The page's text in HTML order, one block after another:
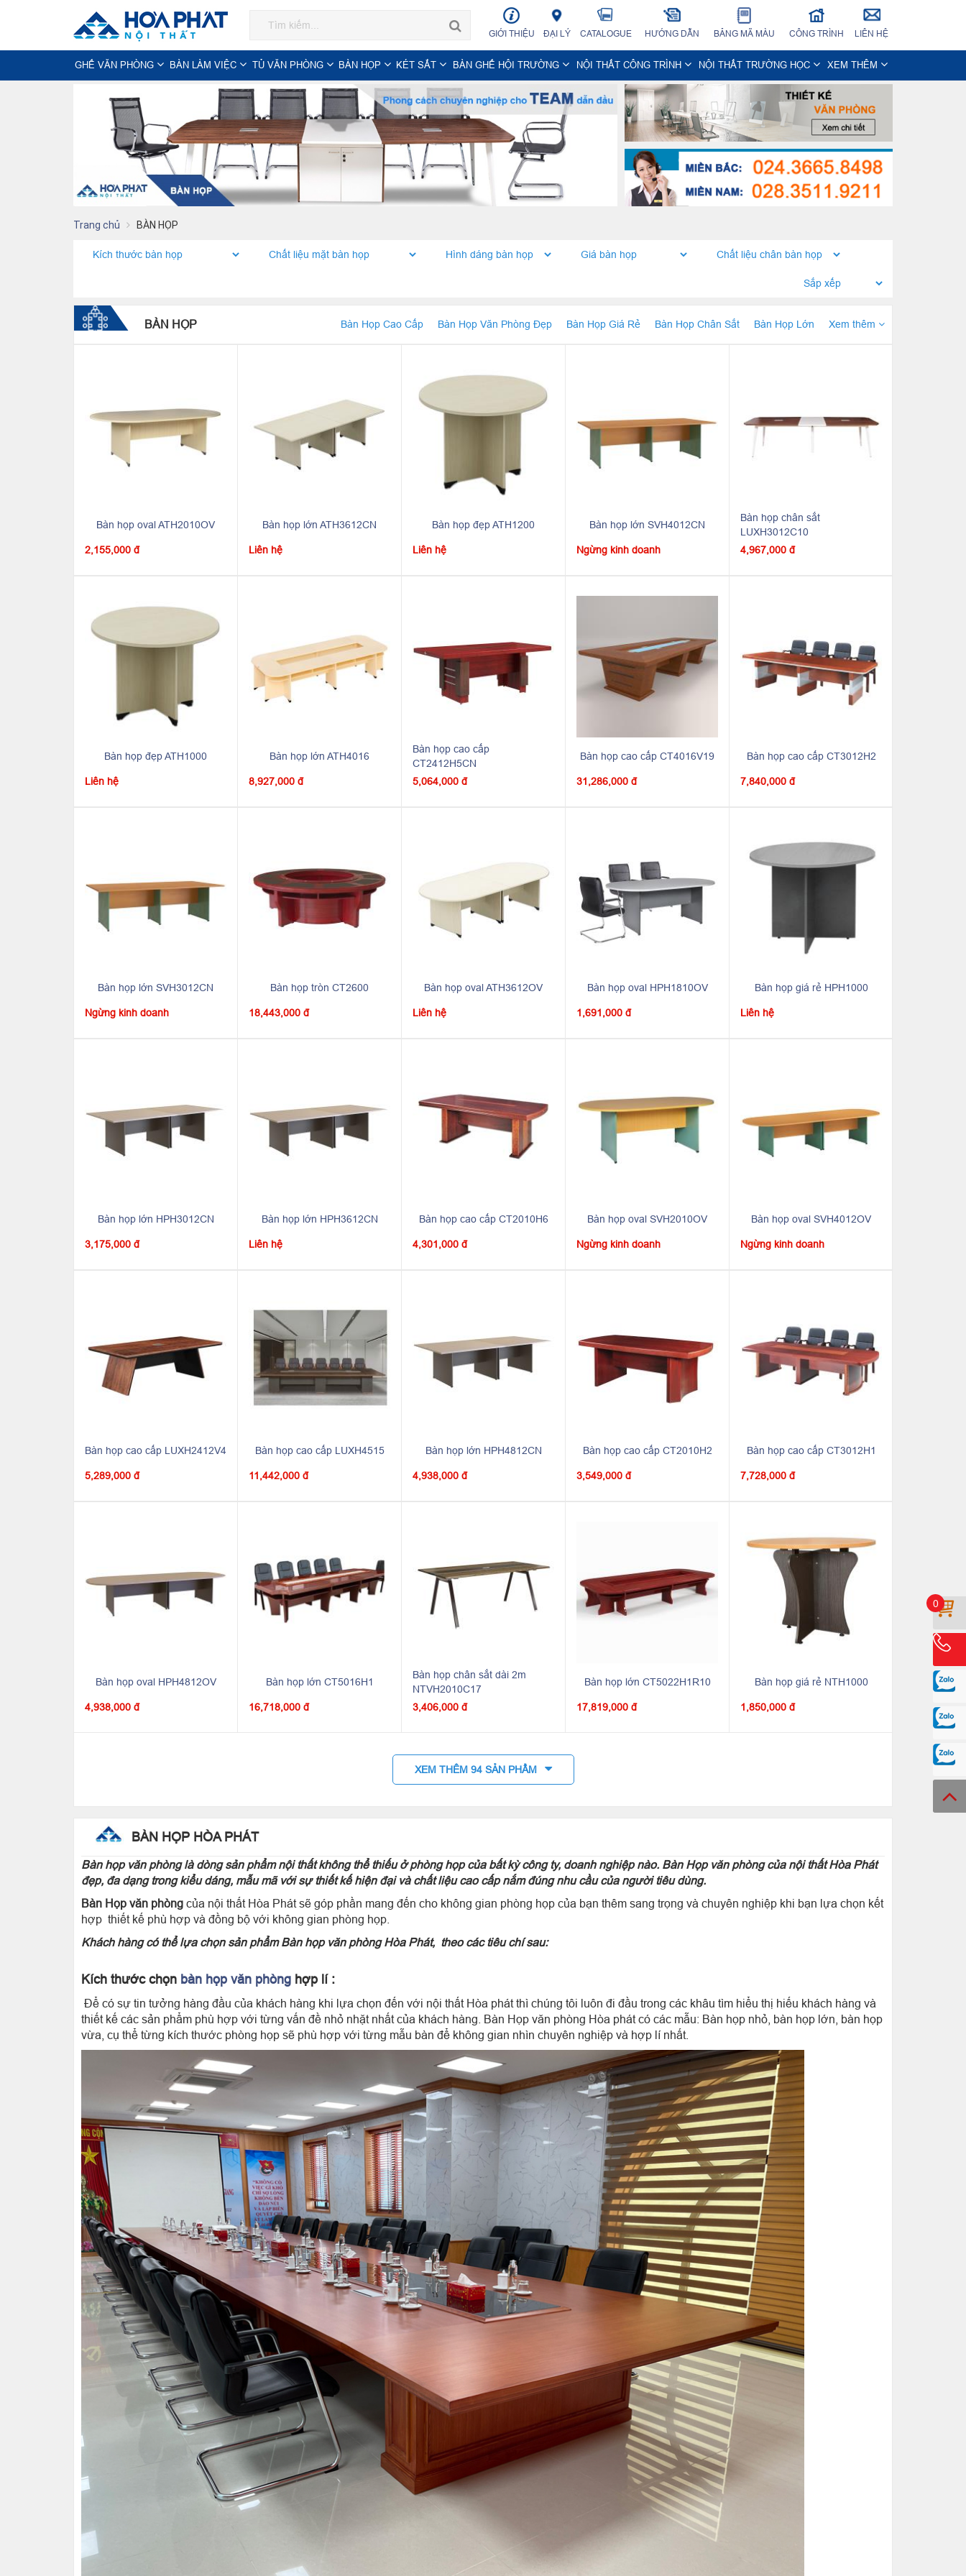
0
GIỚI THIỆU ĐẠI LÝ CATALOGUE HƯỚNG DẪN BẢNG MÃ MÀU CÔNG TRÌNH LIÊN HỆ
GHẾ VĂN PHÒNG BÀN LÀM VIỆC TỦ VĂN PHÒNG BÀN HỌP KÉT SẮT BÀN GHẾ HỘI TRƯỜNG NỘI THẤT CÔNG TRÌNH NỘI THẤT TRƯỜNG HỌC XEM THÊM
Trang chủ BÀN HỌP
BÀN HỌP Bàn Họp Cao Cấp Bàn Họp Văn Phòng Đẹp Bàn Họp Giá Rẻ Bàn Họp Chân Sắt Bàn Họp Lớn Xem thêm
Bàn họp oval ATH2010OV
2,155,000 đ
Bàn họp lớn ATH3612CN
Liên hệ
Bàn họp đẹp ATH1200
Liên hệ
Bàn họp lớn SVH4012CN
Ngừng kinh doanh
Bàn họp chân sắt
LUXH3012C10
4,967,000 đ
Bàn họp đẹp ATH1000
Liên hệ
Bàn họp lớn ATH4016
8,927,000 đ
Bàn họp cao cấp
CT2412H5CN
5,064,000 đ
Bàn họp cao cấp CT4016V19
31,286,000 đ
Bàn họp cao cấp CT3012H2
7,840,000 đ
Bàn họp lớn SVH3012CN
Ngừng kinh doanh
Bàn họp tròn CT2600
18,443,000 đ
Bàn họp oval ATH3612OV
Liên hệ
Bàn họp oval HPH1810OV
1,691,000 đ
Bàn họp giá rẻ HPH1000
Liên hệ
Bàn họp lớn HPH3012CN
3,175,000 đ
Bàn họp lớn HPH3612CN
Liên hệ
Bàn họp cao cấp CT2010H6
4,301,000 đ
Bàn họp oval SVH2010OV
Ngừng kinh doanh
Bàn họp oval SVH4012OV
Ngừng kinh doanh
Bàn họp cao cấp LUXH2412V4
5,289,000 đ
Bàn họp cao cấp LUXH4515
11,442,000 đ
Bàn họp lớn HPH4812CN
4,938,000 đ
Bàn họp cao cấp CT2010H2
3,549,000 đ
Bàn họp cao cấp CT3012H1
7,728,000 đ
Bàn họp oval HPH4812OV
4,938,000 đ
Bàn họp lớn CT5016H1
16,718,000 đ
Bàn họp chân sắt dài 2m
NTVH2010C17
3,406,000 đ
Bàn họp lớn CT5022H1R10
17,819,000 đ
Bàn họp giá rẻ NTH1000
1,850,000 đ
XEM THÊM 94 SẢN PHẨM
BÀN HỌP HÒA PHÁT
Bàn họp văn phòng là dòng sản phẩm nội thất không thể thiếu ở phòng họp của bất kỳ công ty, doanh nghiệp nào. Bàn Họp văn phòng của nội thất Hòa Phát
đẹp, đa dạng trong kiểu dáng, mẫu mã với sự thiết kế hiện đại và chất liệu cao cấp nắm đúng nhu cầu của người tiêu dùng.
Bàn Họp văn phòng của nội thất Hòa Phát sẽ góp phần mang đến cho không gian phòng họp của bạn thêm sang trọng và chuyên nghiệp khi bạn lựa chọn kết
hợp thiết kế phù hợp và đồng bộ với không gian phòng họp.
Khách hàng có thể lựa chọn sản phẩm Bàn họp văn phòng Hòa Phát, theo các tiêu chí sau:
Kích thước chọn bàn họp văn phòng hợp lí :
Để có sự tin tưởng hàng đầu của khách hàng khi lựa chọn đến với nội thất Hòa phát thì chúng tôi luôn đi đầu trong các khâu tìm hiểu thị hiếu khách hàng và
thiết kế các sản phẩm phù hợp với từng vấn đề nhỏ nhặt nhất của khách hàng. Bàn Họp văn phòng Hòa phát có các mẫu: Bàn họp nhỏ, bàn họp lớn, bàn họp
vừa, cụ thể từng kích thước phòng họp sẽ phù hợp với từng mẫu bàn để không gian nhìn chuyên nghiệp và hợp lí nhất.